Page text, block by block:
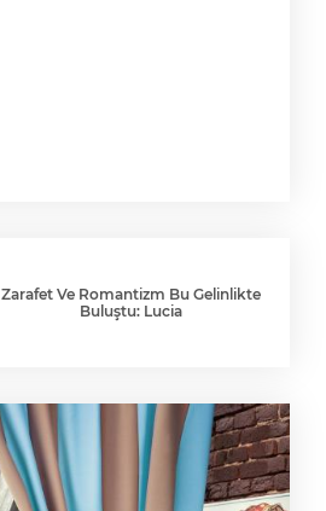
Zarafet Ve Romantizm Bu Gelinlikte
Buluştu: Lucia